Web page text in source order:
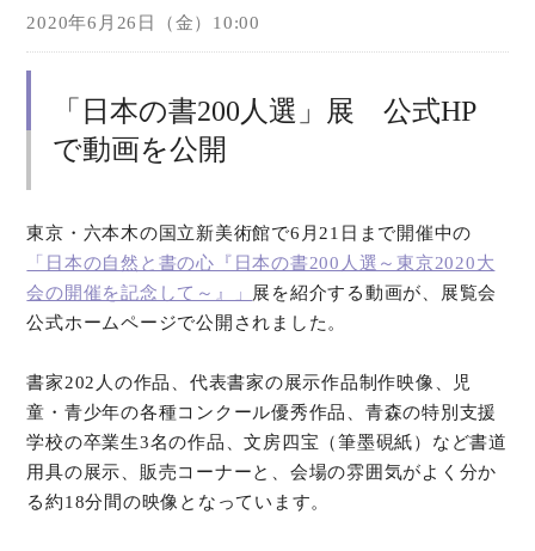
2020年6月26日（金）10:00
「日本の書200人選」展 公式HP
で動画を公開
東京・六本木の国立新美術館で6月21日まで開催中の
「日本の自然と書の心『日本の書200人選～東京2020大
会の開催を記念して～』」 展を紹介する動画が、展覧会
公式ホームページで公開されました。
書家202人の作品、代表書家の展示作品制作映像、児
童・青少年の各種コンクール優秀作品、青森の特別支援
学校の卒業生3名の作品、文房四宝（筆墨硯紙）など書道
用具の展示、販売コーナーと、会場の雰囲気がよく分か
る約18分間の映像となっています。